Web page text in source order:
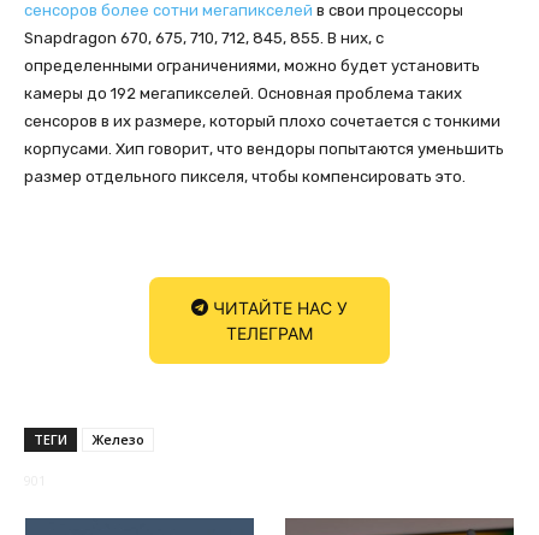
сенсоров более сотни мегапикселей в свои процессоры
Snapdragon 670, 675, 710, 712, 845, 855. В них, с
определенными ограничениями, можно будет установить
камеры до 192 мегапикселей. Основная проблема таких
сенсоров в их размере, который плохо сочетается с тонкими
корпусами. Хип говорит, что вендоры попытаются уменьшить
размер отдельного пикселя, чтобы компенсировать это.
ЧИТАЙТЕ НАС У
ТЕЛЕГРАМ
ТЕГИ Железо